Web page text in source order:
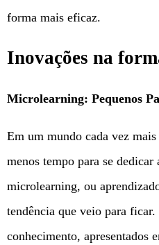
forma mais eficaz.
Inovações na
Microlearning: Pequenos
Em um mundo cada vez
menos tempo para se
microlearning, ou
tendência que veio para ficar.
conhecimento, apresentados